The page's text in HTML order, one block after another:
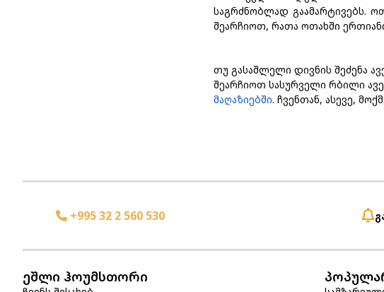
საგრძნობლად გაამარტივებს.
შეარჩიოთ, რათა ოთახში
თუ გასაშლელი დივნის შეძენა
შეარჩიოთ სასურველი რბილი
მაღაზიებში. ჩვენთან, ასევე,
+995 32 2 560 530
ეშლი ჰოუმსთორი